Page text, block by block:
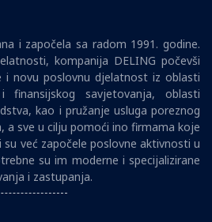
i započela sa radom 1991. godine.
kompanija DELING počevši
i novu poslovnu djelatnost iz oblasti
finansijskog savjetovanja, oblasti
kao i pružanje usluga poreznog
a sve u cilju pomoći ino firmama koje
već započele poslovne aktivnosti u
su im moderne i specijalizirane
i zastupanja.